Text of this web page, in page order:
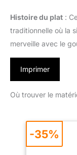
Histoire du plat :
traditionnelle où la
merveille avec le
Imprimer
Où trouver le
-35%